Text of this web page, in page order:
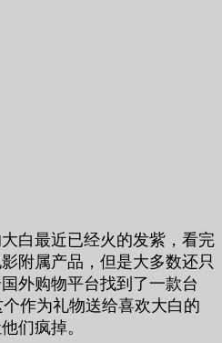
白最近已经火的发紫，看完
附属产品，但是大多数还只
外购物平台找到了一款台
作为礼物送给喜欢大白的
们疯掉。